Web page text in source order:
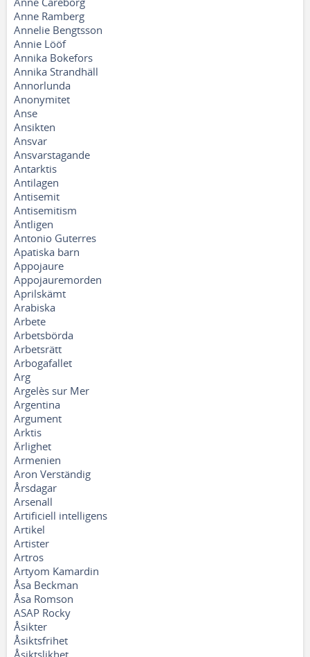
Anne Ramberg
Annelie Bengtsson
Annie Lööf
Annika Bokefors
Annika Strandhäll
Annorlunda
Anonymitet
Anse
Ansikten
Ansvar
Ansvarstagande
Antarktis
Antilagen
Antisemit
Antisemitism
Äntligen
Antonio Guterres
Apatiska barn
Appojaure
Appojauremorden
Aprilskämt
Arabiska
Arbete
Arbetsbörda
Arbetsrätt
Arbogafallet
Arg
Argelès sur Mer
Argentina
Argument
Arktis
Ärlighet
Armenien
Aron Verständig
Årsdagar
Arsenall
Artificiell intelligens
Artikel
Artister
Artros
Artyom Kamardin
Åsa Beckman
Åsa Romson
ASAP Rocky
Åsikter
Åsiktsfrihet
Åsiktslikhet